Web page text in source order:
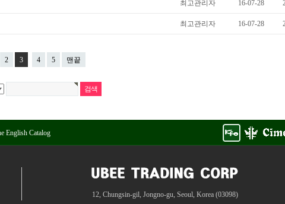
최고관리자 16-07-28
최고관리자 16-07-28
2 3 4 5 맨끝
English Catalog
12, Chungsin-gil, Jongno-gu, Seoul, Korea (03098)